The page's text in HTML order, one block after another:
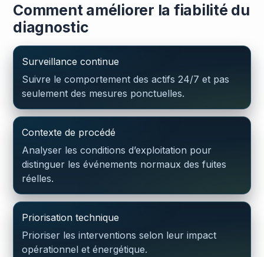
Comment améliorer la fiabilité du
diagnostic
Surveillance continue
Suivre le comportement des actifs 24/7 et pas
seulement des mesures ponctuelles.
Contexte de procédé
Analyser les conditions d’exploitation pour
distinguer les événements normaux des fuites
réelles.
Priorisation technique
Prioriser les interventions selon leur impact
opérationnel et énergétique.